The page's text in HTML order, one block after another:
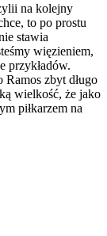
na kolejny
to po prostu
stawia
więzieniem,
przykładów.
Ramos zbyt długo
wielkość, że jako
piłkarzem na